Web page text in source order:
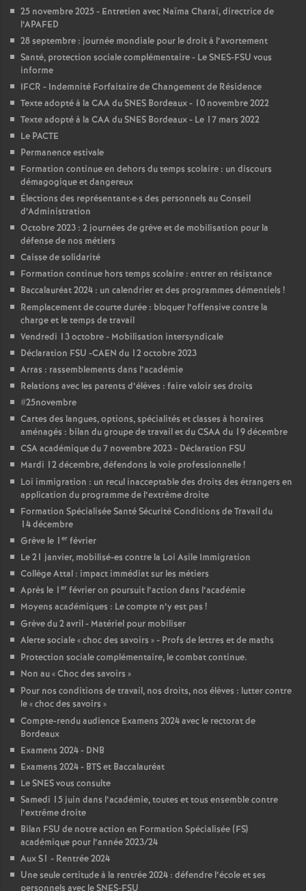
c
o
n
d
d
e
g
r
é
O
r
l
é
a
n
s
T
u
r
s
25 novembre 2025 - Entretien avec Naïma Charaï, directrice de
l’APAFED
28 septembre : journée mondiale pour le droit à l’avortement
Santé, protection sociale complémentaire - Le SNES-FSU vous
informe
IFCR - Indemnité Forfaitaire de Changement de Résidence
Texte adopté à la CAA du SNES Bordeaux - 10 novembre 2022
Texte adopté à la CAA du SNES Bordeaux - Le 17 mars 2022
Le PACTE
Permanence estivale
Formation continue en dehors du temps scolaire : un discours
démagogique et dangereux
Élections des représentant·e·s des personnels au Conseil
d’Administration
Octobre 2023 : 2 journées de grève et de mobilisation pour la
défense de nos métiers
Caisse de solidarité
Formation continue hors temps scolaire : entrer en résistance
Baccalauréat 2024 : un calendrier et des programmes démentiels !
Remplacement de courte durée : bloquer l’offensive contre la
charge et le temps de travail
Vendredi 13 octobre - Mobilisation intersyndicale
Déclaration FSU -CAEN du 12 octobre 2023
Arras : rassemblements dans l’académie
Relations avec les parents d’élèves : faire valoir ses droits
#25novembre
Cartes des langues, options, spécialités et classes à horaires
aménagés : bilan du groupe de travail et du CSAA du 19 décembre
CSA académique du 7 novembre 2023 - Déclaration FSU
Mardi 12 décembre, défendons la voie professionnelle!
Loi immigration : un recul inacceptable des droits des étrangers en
application du programme de l’extrême droite
Formation Spécialisée Santé Sécurité Conditions de Travail du
14 décembre
Grève le 1 er février
Le 21 janvier, mobilisé-es contre la Loi Asile Immigration
Collège Attal : impact immédiat sur les métiers
Après le 1 er février on poursuit l’action dans l’académie
Moyens académiques : Le compte n’y est pas !
Grève du 2 avril - Matériel pour mobiliser
Alerte sociale «choc des savoirs » - Profs de lettres et de maths
Protection sociale complémentaire, le combat continue.
Non au «Choc des savoirs »
Pour nos conditions de travail, nos droits, nos élèves : lutter contre
le «choc des savoirs »
Compte-rendu audience Examens 2024 avec le rectorat de
Bordeaux
Examens 2024 - DNB
Examens 2024 - BTS et Baccalauréat
Le SNES vous consulte
Samedi 15 juin dans l’académie, toutes et tous ensemble contre
l’extrême droite
Bilan FSU de notre action en Formation Spécialisée (FS)
académique pour l’année 2023/24
Aux S1 - Rentrée 2024
Une seule certitude à la rentrée 2024 : défendre l’école et ses